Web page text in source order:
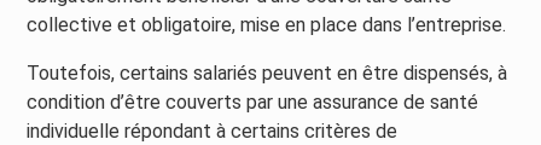
collective et obligatoire, mise en place dans l’entreprise.
Toutefois, certains salariés peuvent en être dispensés, à
condition d’être couverts par une assurance de santé
individuelle répondant à certains critères de